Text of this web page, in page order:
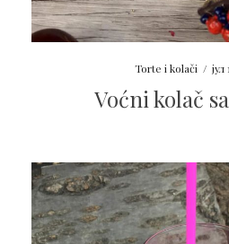
Torte i kolači /
Voćni kolač